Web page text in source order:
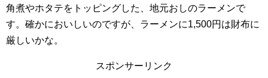
角煮やホタテをトッピングした、地元おしのラーメンで
す。確かにおいしいのですが、ラーメンに1,500円は財布に
厳しいかな。
スポンサーリンク